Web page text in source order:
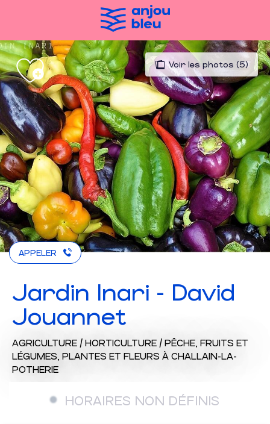
principal
Voir les photos (5)
APPELER
Jardin Inari - David
Jouannet
AGRICULTURE / HORTICULTURE / PÊCHE, FRUITS ET
LÉGUMES, PLANTES ET FLEURS À CHALLAIN-LA-
POTHERIE
HORAIRES NON DÉFINIS